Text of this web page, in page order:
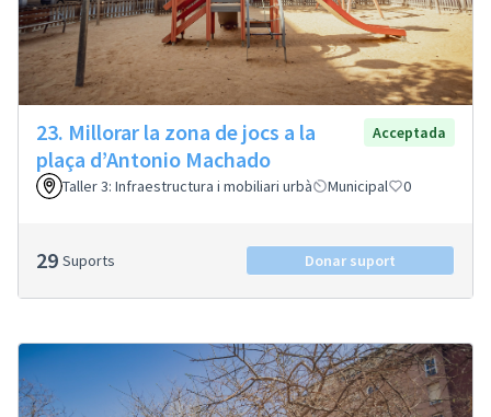
23. Millorar la zona de jocs a la
plaça d’Antonio Machado
Acceptada
Taller 3: Infraestructura i mobiliari urbà Municipal 0
29 Suports Donar suport